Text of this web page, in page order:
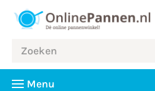
Menu